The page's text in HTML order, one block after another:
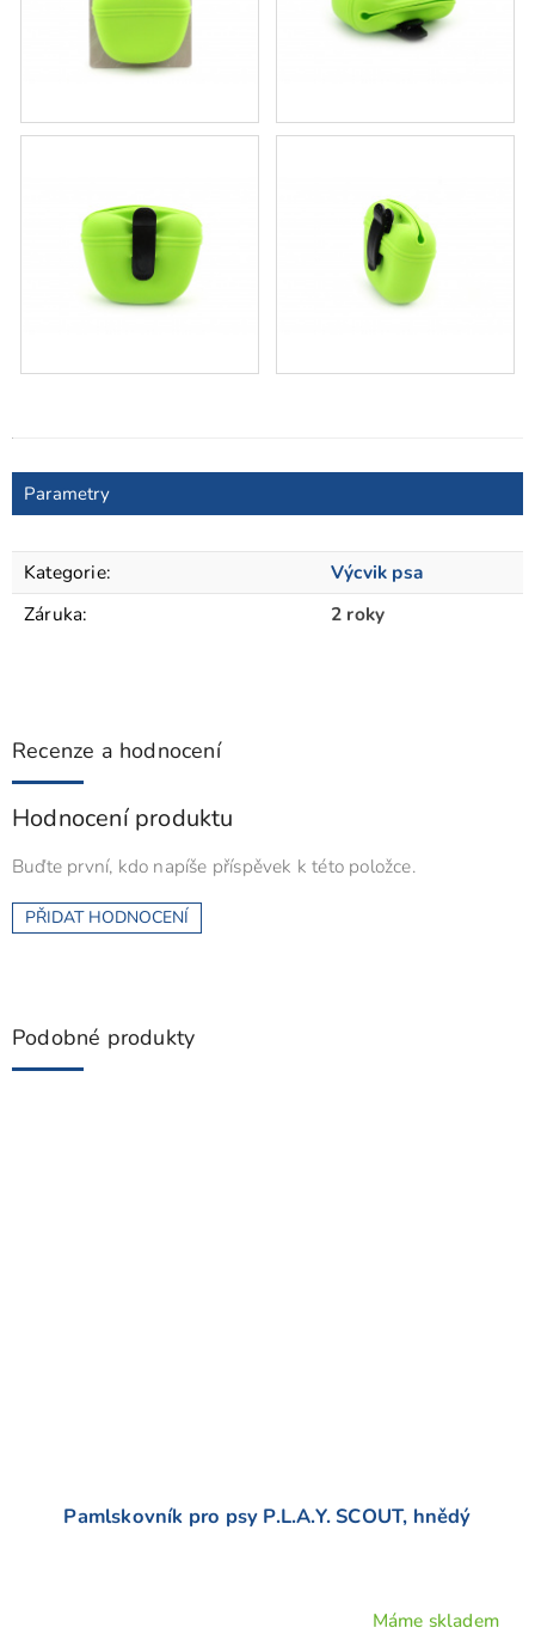
Parametry
Kategorie:
Výcvik psa
Záruka: 2 roky
Recenze a hodnocení
Hodnocení produktu
Buďte první, kdo napíše příspěvek k této položce.
PŘIDAT HODNOCENÍ
Podobné produkty
Pamlskovník pro psy P.L.A.Y. SCOUT, hnědý
Máme skladem